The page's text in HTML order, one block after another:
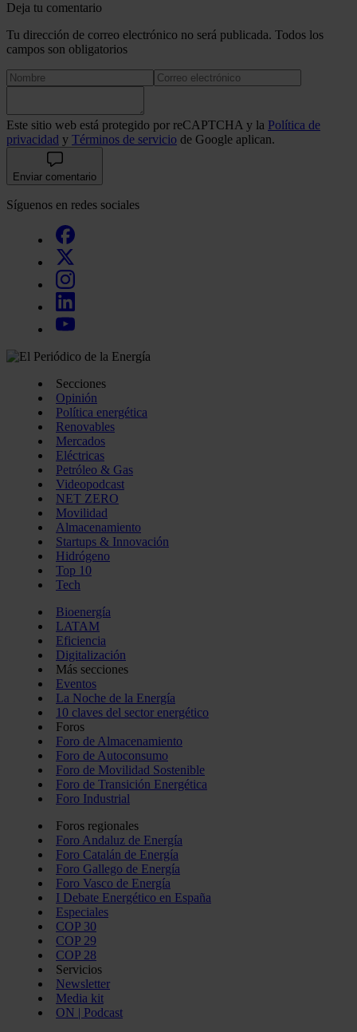
Deja tu comentario
Tu dirección de correo electrónico no será publicada. Todos los
campos son obligatorios
Este sitio web está protegido por reCAPTCHA y la Política de
privacidad y Términos de servicio de Google aplican.
Enviar comentario
Síguenos en redes sociales
Secciones
Opinión
Política energética
Renovables
Mercados
Eléctricas
Petróleo & Gas
Videopodcast
NET ZERO
Movilidad
Almacenamiento
Startups & Innovación
Hidrógeno
Top 10
Tech
Bioenergía
LATAM
Eficiencia
Digitalización
Más secciones
Eventos
La Noche de la Energía
10 claves del sector energético
Foros
Foro de Almacenamiento
Foro de Autoconsumo
Foro de Movilidad Sostenible
Foro de Transición Energética
Foro Industrial
Foros regionales
Foro Andaluz de Energía
Foro Catalán de Energía
Foro Gallego de Energía
Foro Vasco de Energía
I Debate Energético en España
Especiales
COP 30
COP 29
COP 28
Servicios
Newsletter
Media kit
ON | Podcast